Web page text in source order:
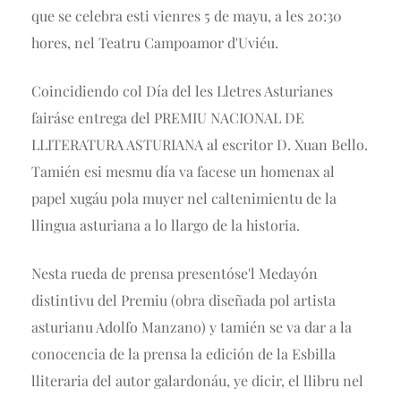
que se celebra esti vienres 5 de mayu, a les 20:30
hores, nel Teatru Campoamor d'Uviéu.
Coincidiendo col Día del les Lletres Asturianes
fairáse entrega del PREMIU NACIONAL DE
LLITERATURA ASTURIANA al escritor D. Xuan Bello.
Tamién esi mesmu día va facese un homenax al
papel xugáu pola muyer nel caltenimientu de la
llingua asturiana a lo llargo de la historia.
Nesta rueda de prensa presentóse'l Medayón
distintivu del Premiu (obra diseñada pol artista
asturianu Adolfo Manzano) y tamién se va dar a la
conocencia de la prensa la edición de la Esbilla
lliteraria del autor galardonáu, ye dicir, el llibru nel